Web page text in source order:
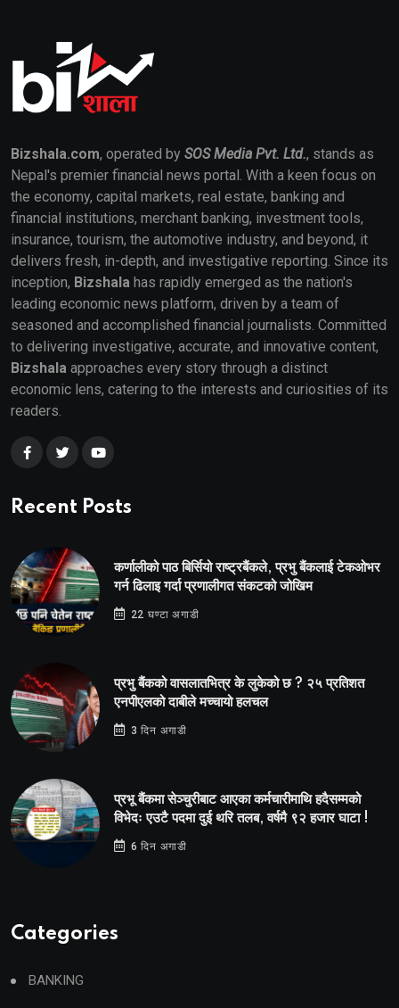
Bizshala.com, operated by SOS Media Pvt. Ltd., stands as
Nepal's premier financial news portal. With a keen focus on
the economy, capital markets, real estate, banking and
financial institutions, merchant banking, investment tools,
insurance, tourism, the automotive industry, and beyond, it
delivers fresh, in-depth, and investigative reporting. Since its
inception, Bizshala has rapidly emerged as the nation's
leading economic news platform, driven by a team of
seasoned and accomplished financial journalists. Committed
to delivering investigative, accurate, and innovative content,
Bizshala approaches every story through a distinct
economic lens, catering to the interests and curiosities of its
readers.
Recent Posts
कर्णालीको पाठ बिर्सियो राष्ट्रबैंकले, प्रभु बैंकलाई टेकओभर
गर्न ढिलाइ गर्दा प्रणालीगत संकटको जोखिम
22 घण्टा अगाडी
प्रभु बैंकको वासलातभित्र के लुकेको छ ? २५ प्रतिशत
एनपीएलको दाबीले मच्चायो हलचल
3 दिन अगाडी
प्रभू बैंकमा सेञ्चुरीबाट आएका कर्मचारीमाथि हदैसम्मको
विभेदः एउटै पदमा दुई थरि तलब, वर्षमै ९२ हजार घाटा !
6 दिन अगाडी
Categories
BANKING